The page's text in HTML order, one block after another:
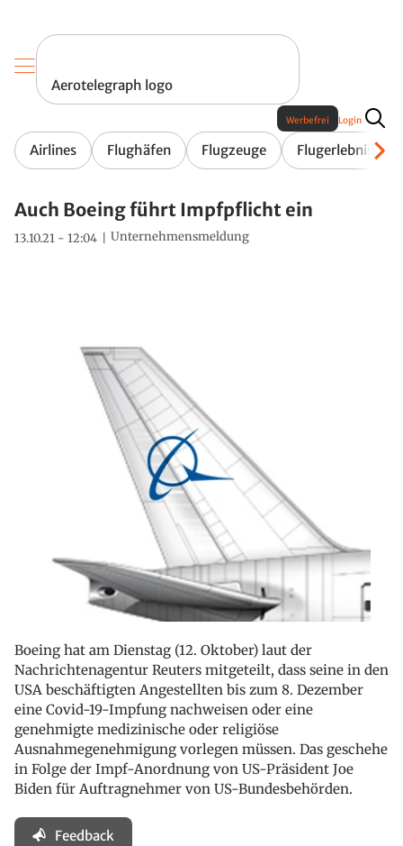
Aerotelegraph logo
Airlines Flughäfen Flugzeuge Flugerlebnis
Werbefrei Login
Auch Boeing führt Impfpflicht ein
13.10.21 - 12:04 Unternehmensmeldung
Boeing hat am Dienstag (12. Oktober) laut der
Nachrichtenagentur Reuters mitgeteilt, dass seine in den
USA beschäftigten Angestellten bis zum 8. Dezember
eine Covid-19-Impfung nachweisen oder eine
genehmigte medizinische oder religiöse
Ausnahmegenehmigung vorlegen müssen. Das geschehe
in Folge der Impf-Anordnung von US-Präsident Joe
Biden für Auftragnehmer von US-Bundesbehörden.
Feedback